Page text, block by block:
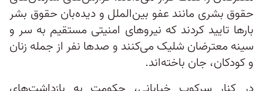
حقوق بشری مانند عفو بین‌الملل و دیده‌بان حقوق بشر
بارها تایید کردند که نیروهای امنیتی مستقیم به سر و
سینه معترضان شلیک می‌کنند و صدها نفر از جمله زنان
و کودکان، جان باخته‌اند.